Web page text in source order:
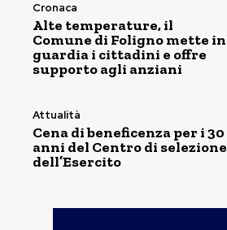
Cronaca
Alte temperature, il
Comune di Foligno mette in
guardia i cittadini e offre
supporto agli anziani
Attualità
Cena di beneficenza per i 30
anni del Centro di selezione
dell’Esercito